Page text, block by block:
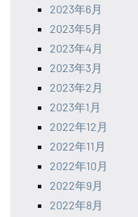
2023年6月
2023年5月
2023年4月
2023年3月
2023年2月
2023年1月
2022年12月
2022年11月
2022年10月
2022年9月
2022年8月